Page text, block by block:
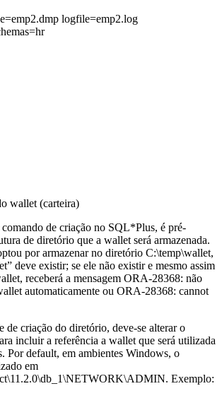
logfile=emp2.log
wallet (carteira)
de criação no SQL*Plus, é pré-
de diretório que a wallet será armazenada.
por armazenar no diretório C:\temp\wallet,
deve existir; se ele não existir e mesmo assim
receberá a mensagem ORA-28368: não
automaticamente ou ORA-28368: cannot
de criação do diretório, deve-se alterar o
incluir a referência a wallet que será utilizada
Por default, em ambientes Windows, o
em
Exemplo: